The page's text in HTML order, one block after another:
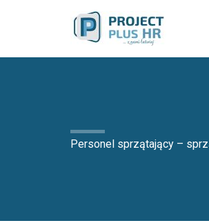
Personel sprzątający –